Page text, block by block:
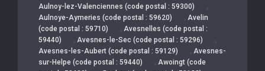
Aulnoy-lez-Valenciennes (code postal : 59300) ,
Aulnoye-Aymeries (code postal : 59620) , Avelin
(code postal : 59710)
, Avesnelles (code postal :
59440)
, Avesnes-le-Sec (code postal : 59296) ,
Avesnes-les-Aubert (code postal : 59129) , Avesnes-
sur-Helpe (code postal : 59440)
, Awoingt (code